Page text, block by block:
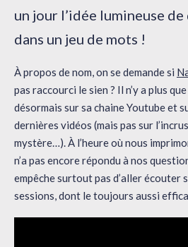
un jour l’idée lumineuse
dans un jeu de mots !
À propos de nom, on se demande si
pas raccourci le sien ? Il n’y a plus
désormais sur sa chaine Youtube et
dernières vidéos (mais pas sur
mystère…). À l’heure où nous
n’a pas encore répondu à nos
empêche surtout pas d’aller écouter
sessions, dont le toujours aussi